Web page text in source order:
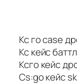
Кс го case
Кс кейс
Ксго кейс
Cs:go кейс